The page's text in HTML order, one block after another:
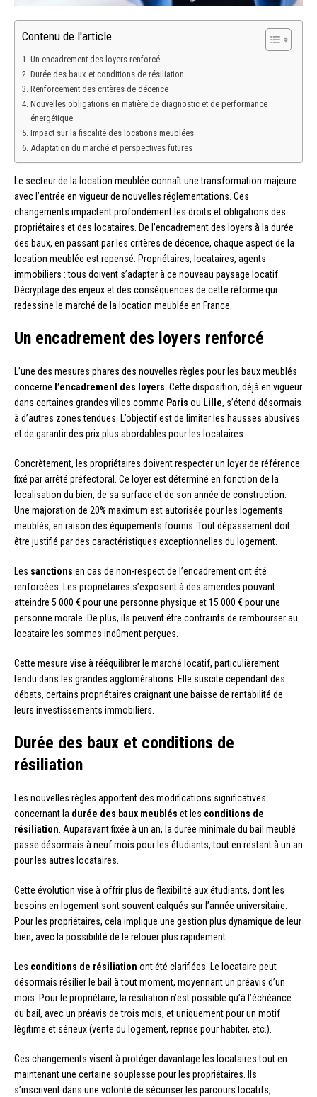
Contenu de l'article
Un encadrement des loyers renforcé
Durée des baux et conditions de résiliation
Renforcement des critères de décence
Nouvelles obligations en matière de diagnostic et de performance
énergétique
Impact sur la fiscalité des locations meublées
Adaptation du marché et perspectives futures
Le secteur de la location meublée connaît une transformation majeure
avec l’entrée en vigueur de nouvelles réglementations. Ces
changements impactent profondément les droits et obligations des
propriétaires et des locataires. De l’encadrement des loyers à la durée
des baux, en passant par les critères de décence, chaque aspect de la
location meublée est repensé. Propriétaires, locataires, agents
immobiliers : tous doivent s’adapter à ce nouveau paysage locatif.
Décryptage des enjeux et des conséquences de cette réforme qui
redessine le marché de la location meublée en France.
Un encadrement des loyers renforcé
L’une des mesures phares des nouvelles règles pour les baux meublés
concerne l’encadrement des loyers . Cette disposition, déjà en vigueur
dans certaines grandes villes comme Paris ou Lille, s’étend désormais
à d’autres zones tendues. L’objectif est de limiter les hausses abusives
et de garantir des prix plus abordables pour les locataires.
Concrètement, les propriétaires doivent respecter un loyer de référence
fixé par arrêté préfectoral. Ce loyer est déterminé en fonction de la
localisation du bien, de sa surface et de son année de construction.
Une majoration de 20% maximum est autorisée pour les logements
meublés, en raison des équipements fournis. Tout dépassement doit
être justifié par des caractéristiques exceptionnelles du logement.
Les sanctions en cas de non-respect de l’encadrement ont été
renforcées. Les propriétaires s’exposent à des amendes pouvant
atteindre 5 000 € pour une personne physique et 15 000 € pour une
personne morale. De plus, ils peuvent être contraints de rembourser au
locataire les sommes indûment perçues.
Cette mesure vise à rééquilibrer le marché locatif, particulièrement
tendu dans les grandes agglomérations. Elle suscite cependant des
débats, certains propriétaires craignant une baisse de rentabilité de
leurs investissements immobiliers.
Durée des baux et conditions de
résiliation
Les nouvelles règles apportent des modifications significatives
concernant la durée des baux meublés et les conditions de
résiliation . Auparavant fixée à un an, la durée minimale du bail meublé
passe désormais à neuf mois pour les étudiants, tout en restant à un an
pour les autres locataires.
Cette évolution vise à offrir plus de flexibilité aux étudiants, dont les
besoins en logement sont souvent calqués sur l’année universitaire.
Pour les propriétaires, cela implique une gestion plus dynamique de leur
bien, avec la possibilité de le relouer plus rapidement.
Les conditions de résiliation ont été clarifiées. Le locataire peut
désormais résilier le bail à tout moment, moyennant un préavis d’un
mois. Pour le propriétaire, la résiliation n’est possible qu’à l’échéance
du bail, avec un préavis de trois mois, et uniquement pour un motif
légitime et sérieux (vente du logement, reprise pour habiter, etc.).
Ces changements visent à protéger davantage les locataires tout en
maintenant une certaine souplesse pour les propriétaires. Ils
s’inscrivent dans une volonté de sécuriser les parcours locatifs,